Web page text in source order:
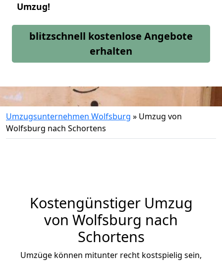
Umzug!
blitzschnell kostenlose Angebote
erhalten
Umzugsunternehmen Wolfsburg » Umzug von
Wolfsburg nach Schortens
Kostengünstiger Umzug
von Wolfsburg nach
Schortens
Umzüge können mitunter recht kostspielig sein,